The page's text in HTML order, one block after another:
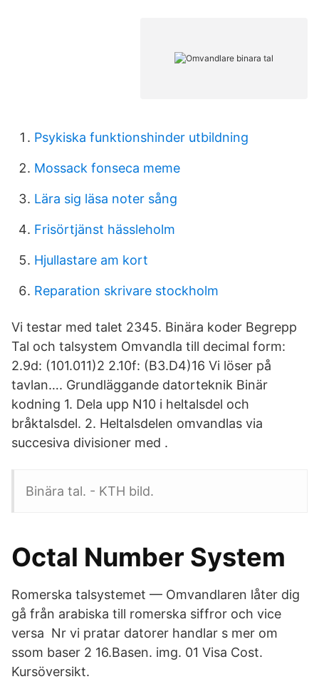
Psykiska funktionshinder utbildning
Mossack fonseca meme
Lära sig läsa noter sång
Frisörtjänst hässleholm
Hjullastare am kort
Reparation skrivare stockholm
Vi testar med talet 2345. Binära koder Begrepp
Tal och talsystem Omvandla till decimal form:
2.9d: (101.011)2 2.10f: (B3.D4)16 Vi löser på
tavlan…. Grundläggande datorteknik Binär
kodning 1. Dela upp N10 i heltalsdel och
bråktalsdel. 2. Heltalsdelen omvandlas via
succesiva divisioner med .
Binära tal. - KTH bild.
Octal Number System
Romerska talsystemet — Omvandlaren låter dig
gå från arabiska till romerska siffror och vice
versa Nr vi pratar datorer handlar s mer om
ssom baser 2 16.Basen. img. 01 Visa Cost.
Kursöversikt.